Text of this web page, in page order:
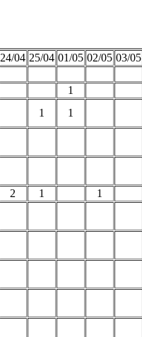
24/04 25/04 01/05 02/05 03/05
1
1
1
2 1 1